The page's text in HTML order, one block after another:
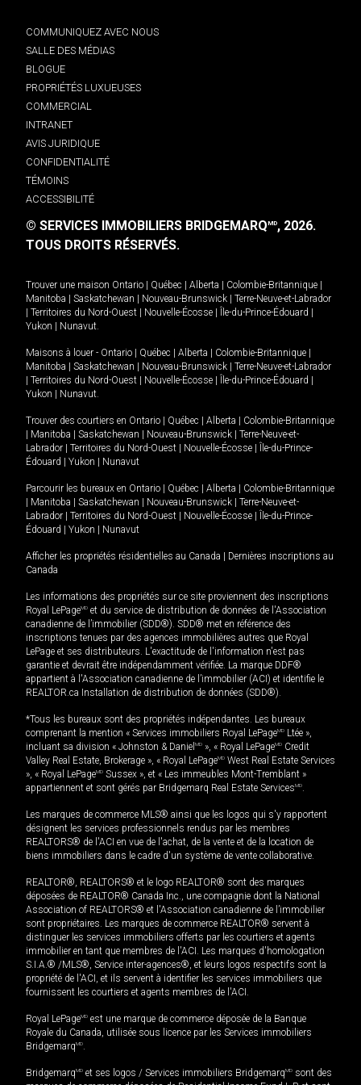
COMMUNIQUEZ AVEC NOUS
SALLE DES MÉDIAS
BLOGUE
PROPRIÉTÉS LUXUEUSES
COMMERCIAL
INTRANET
AVIS JURIDIQUE
CONFIDENTIALITÉ
TÉMOINS
ACCESSIBILITÉ
© SERVICES IMMOBILIERS BRIDGEMARQMD, 2026.
TOUS DROITS RÉSERVÉS.
Trouver une maison Ontario Québec Alberta Colombie-Britannique
Manitoba
Saskatchewan Nouveau-Brunswick
Terre-Neuve-et-Labrador
Territoires du Nord-Ouest Nouvelle-Écosse Île-du-Prince-Édouard
Yukon
Nunavut.
Maisons à louer - Ontario Québec Alberta Colombie-Britannique
Manitoba
Saskatchewan Nouveau-Brunswick
Terre-Neuve-et-Labrador
Territoires du Nord-Ouest Nouvelle-Écosse Île-du-Prince-Édouard
Yukon
Nunavut.
Trouver des courtiers en Ontario Québec Alberta
Colombie-Britannique
Manitoba Saskatchewan Nouveau-Brunswick
Terre-Neuve-et-
Labrador
Territoires du Nord-Ouest Nouvelle-Écosse
Île-du-Prince-
Édouard
Yukon Nunavut
Parcourir les bureaux en Ontario Québec Alberta
Colombie-Britannique
Manitoba Saskatchewan Nouveau-Brunswick
Terre-Neuve-et-
Labrador
Territoires du Nord-Ouest Nouvelle-Écosse
Île-du-Prince-
Édouard
Yukon Nunavut
Afficher les propriétés résidentielles au Canada
Dernières inscriptions au
Canada
Les informations des propriétés sur ce site proviennent des inscriptions
Royal LePageMD et du service de distribution de données de l'Association
canadienne de l’immobilier (SDD®). SDD® met en référence des
inscriptions tenues par des agences immobilières autres que Royal
LePage et ses distributeurs. L'exactitude de l'information n'est pas
garantie et devrait être indépendamment vérifiée. La marque DDF®
appartient à l'Association canadienne de l’immobilier (ACI) et identifie le
REALTOR.ca Installation de distribution de données (SDD®).
*Tous les bureaux sont des propriétés indépendantes. Les bureaux
comprenant la mention « Services immobiliers Royal LePageMD Ltée »,
incluant sa division « Johnston & Daniel MD », « Royal LePageMD Credit
Valley Real Estate, Brokerage », « Royal LePageMD West Real Estate Services
», « Royal LePageMD Sussex », et « Les immeubles Mont-Tremblant »
appartiennent et sont gérés par Bridgemarq Real Estate ServicesMD.
Les marques de commerce MLS® ainsi que les logos qui s'y rapportent
désignent les services professionnels rendus par les membres
REALTORS® de l'ACI en vue de l'achat, de la vente et de la location de
biens immobiliers dans le cadre d'un système de vente collaborative.
REALTOR®, REALTORS® et le logo REALTOR® sont des marques
déposées de REALTOR® Canada Inc., une compagnie dont la National
Association of REALTORS® et l'Association canadienne de l’immobilier
sont propriétaires. Les marques de commerce REALTOR® servent à
distinguer les services immobiliers offerts par les courtiers et agents
immobilier en tant que membres de l'ACI. Les marques d'homologation
S.I.A.® /MLS®, Service inter-agences®, et leurs logos respectifs sont la
propriété de l'ACI, et ils servent à identifier les services immobiliers que
fournissent les courtiers et agents membres de l'ACI.
Royal LePageMD est une marque de commerce déposée de la Banque
Royale du Canada, utilisée sous licence par les Services immobiliers
BridgemarqMD.
BridgemarqMD et ses logos / Services immobiliers BridgemarqMD sont des